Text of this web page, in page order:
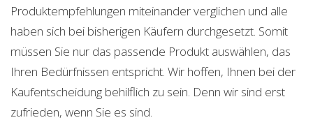
Produktempfehlungen miteinander verglichen und alle
haben sich bei bisherigen Käufern durchgesetzt. Somit
müssen Sie nur das passende Produkt auswählen, das
Ihren Bedürfnissen entspricht. Wir hoffen, Ihnen bei der
Kaufentscheidung behilflich zu sein. Denn wir sind erst
zufrieden, wenn Sie es sind.